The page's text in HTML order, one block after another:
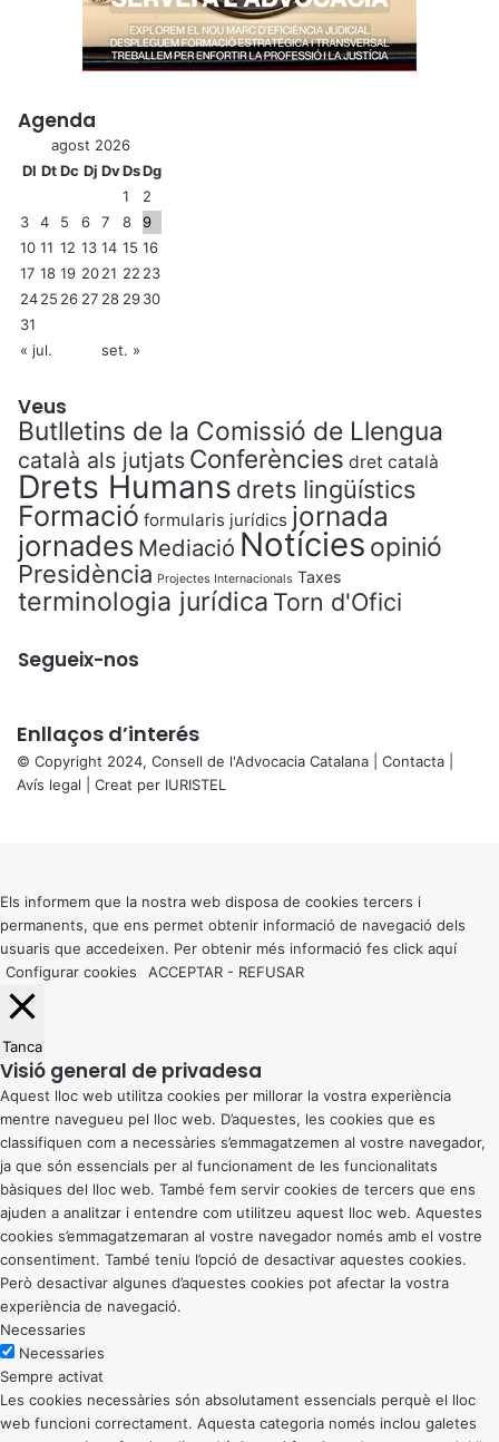
Agenda
agost 2026
Dl DtDc Dj DvDsDg
1
2
3
4 5 6 7 8
9
10 11 12 13 14 15 16
17 18 19 2021 22 23
2425 26 27 28 2930
31
« jul.
set. »
Veus
Butlletins de la Comissió de Llengua
català als jutjats Conferències dret català
Drets Humans drets lingüístics
Formació formularis jurídics jornada
jornades Mediació Notícies opinió
Presidència Projectes Internacionals Taxes
terminologia jurídica Torn d'Ofici
Segueix-nos
Enllaços d’interés
© Copyright 2024, Consell de l'Advocacia Catalana | Contacta
Avís legal | Creat per IURISTEL
button
Els informem que la nostra web disposa de cookies tercers i
permanents, que ens permet obtenir informació de navegació dels
usuaris que accedeixen. Per obtenir més informació fes click aquí
Configurar cookies
ACCEPTAR - REFUSAR
Tanca
Visió general de privadesa
Aquest lloc web utilitza cookies per millorar la vostra experiència
mentre navegueu pel lloc web. D’aquestes, les cookies que es
classifiquen com a necessàries s’emmagatzemen al vostre navegador,
ja que són essencials per al funcionament de les funcionalitats
bàsiques del lloc web. També fem servir cookies de tercers que ens
ajuden a analitzar i entendre com utilitzeu aquest lloc web. Aquestes
cookies s’emmagatzemaran al vostre navegador només amb el vostre
consentiment. També teniu l’opció de desactivar aquestes cookies.
Però desactivar algunes d’aquestes cookies pot afectar la vostra
experiència de navegació.
Necessaries
Necessaries
Sempre activat
Les cookies necessàries són absolutament essencials perquè el lloc
web funcioni correctament. Aquesta categoria només inclou galetes